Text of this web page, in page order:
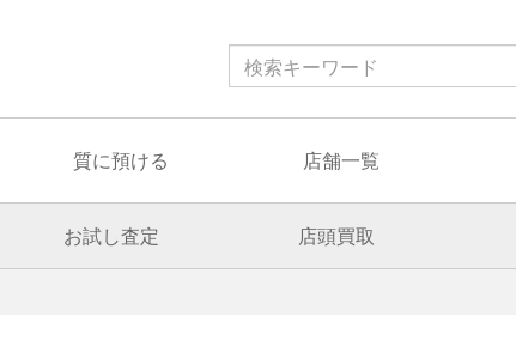
質に預ける 店舗一覧
お試し査定 店頭買取